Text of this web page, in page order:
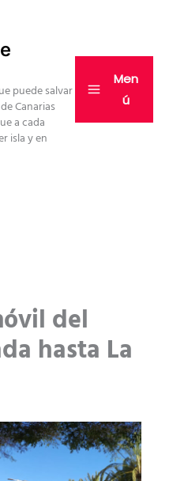
puede salvar
Canarias
a cada
isla y en
Men
ú
del
hasta La